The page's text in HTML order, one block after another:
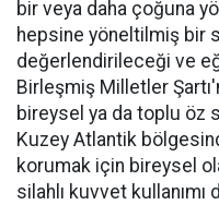
bir veya daha çoğuna
hepsine yöneltilmiş bir
değerlendirileceği ve
Birleşmiş Milletler
bireysel ya da toplu öz
Kuzey Atlantik
korumak için bireysel
silahlı kuvvet